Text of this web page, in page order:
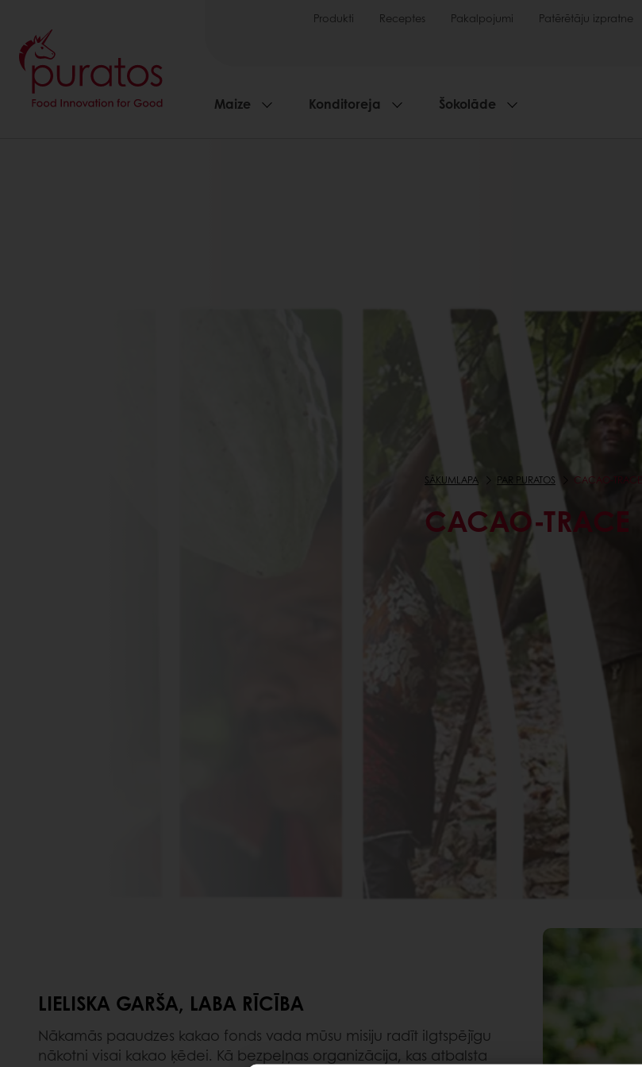
Produkti Receptes Pakalpojumi Patērētāju izpratne
Maize Konditoreja Šokolāde
SĀKUMLAPA PAR PURATOS CACAO-TRACE
CACAO-TRACE
LIELISKA GARŠA, LABA RĪCĪBA
Nākamās paaudzes kakao fonds vada mūsu misiju radīt ilgtspējīgu
nākotni visai kakao ķēdei. Kā bezpeļņas organizācija, kas atbalsta